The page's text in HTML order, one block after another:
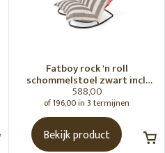
Fatboy rock 'n roll
schommelstoel zwart incl.
original Outdoor zitzak
Stripe Cacao
588,00
of 196,00 in 3 termijnen
Bekijk product